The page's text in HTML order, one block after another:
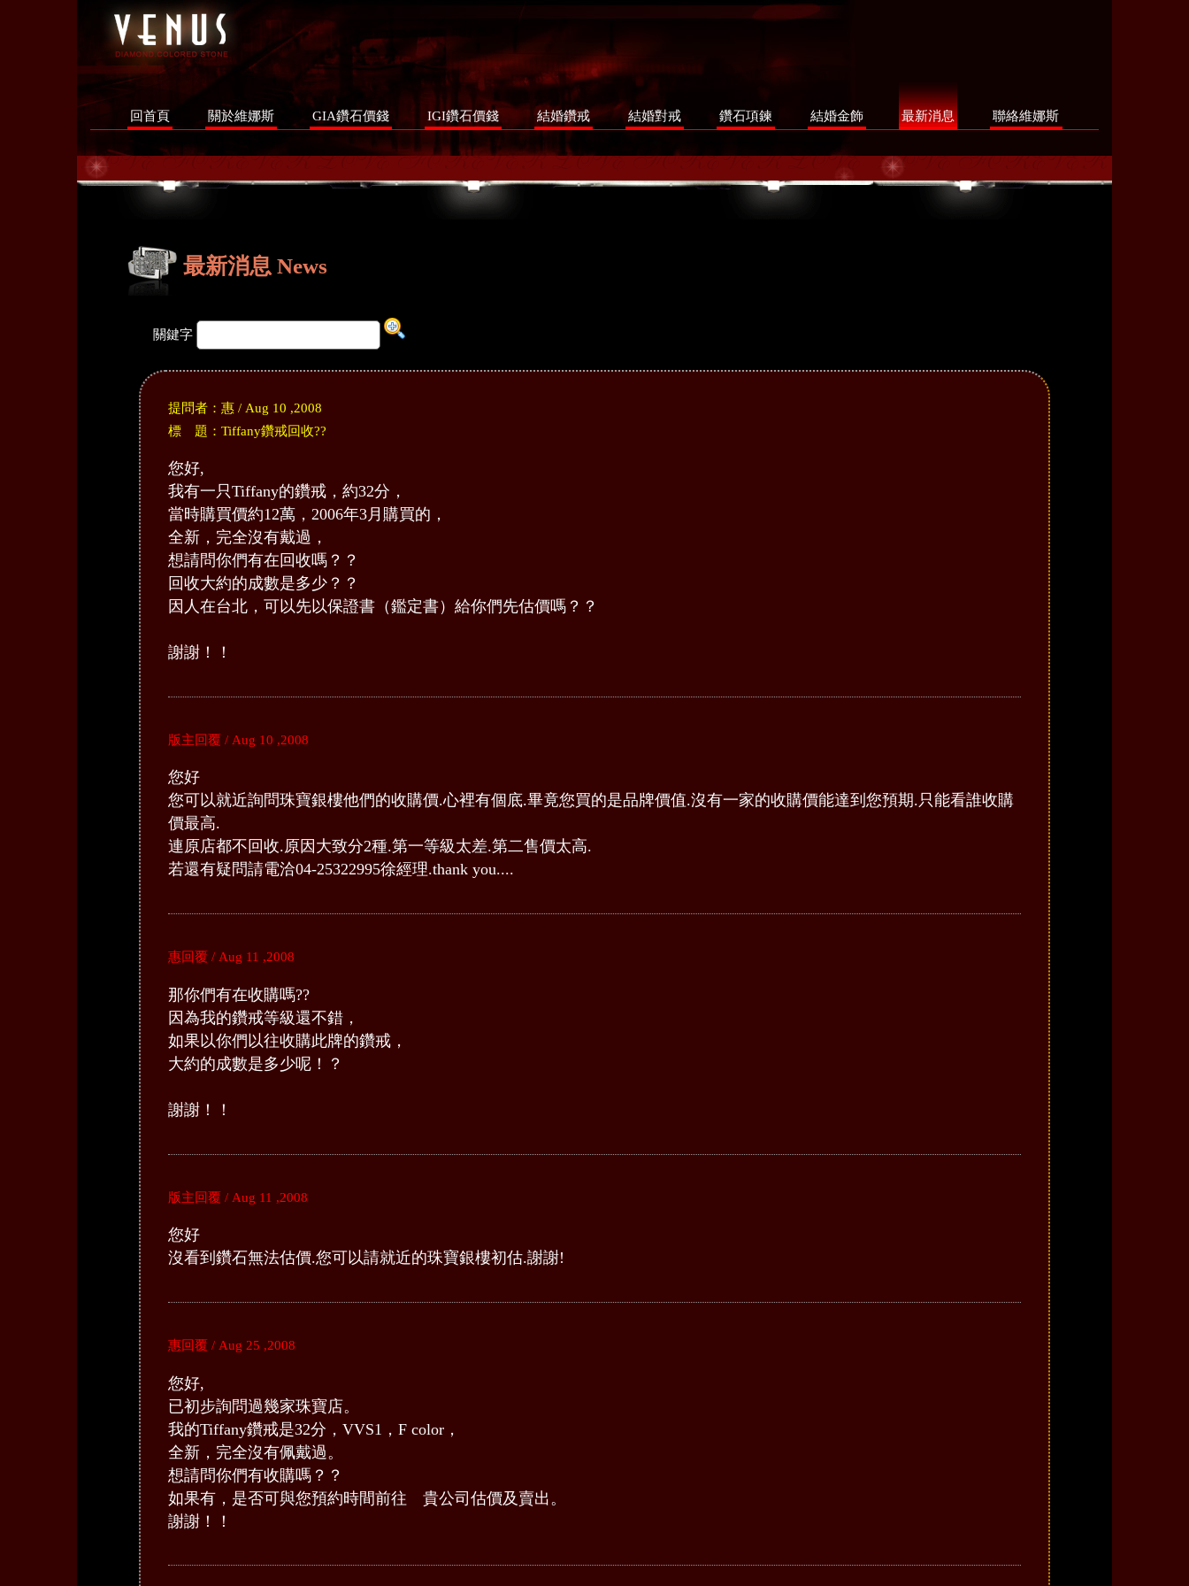
回首頁 關於維娜斯 GIA鑽石價錢 IGI鑽石價錢 結婚鑽戒 結婚對戒 鑽石項鍊 結婚金飾 最新消息 聯絡維娜斯
最新消息 News
關鍵字
提問者：惠 / Aug 10 ,2008
標 題：Tiffany鑽戒回收??
您好,
我有一只Tiffany的鑽戒，約32分，
當時購買價約12萬，2006年3月購買的，
全新，完全沒有戴過，
想請問你們有在回收嗎？？
回收大約的成數是多少？？
因人在台北，可以先以保證書（鑑定書）給你們先估價嗎？？
謝謝！！
版主回覆 / Aug 10 ,2008
您好
您可以就近詢問珠寶銀樓他們的收購價.心裡有個底.畢竟您買的是品牌價值.沒有一家的收購價能達到您預期.只能看誰收購
價最高.
連原店都不回收.原因大致分2種.第一等級太差.第二售價太高.
若還有疑問請電洽04-25322995徐經理.thank you....
惠回覆 / Aug 11 ,2008
那你們有在收購嗎??
因為我的鑽戒等級還不錯，
如果以你們以往收購此牌的鑽戒，
大約的成數是多少呢！？
謝謝！！
版主回覆 / Aug 11 ,2008
您好
沒看到鑽石無法估價.您可以請就近的珠寶銀樓初估.謝謝!
惠回覆 / Aug 25 ,2008
您好,
已初步詢問過幾家珠寶店。
我的Tiffany鑽戒是32分，VVS1，F color，
全新，完全沒有佩戴過。
想請問你們有收購嗎？？
如果有，是否可與您預約時間前往 貴公司估價及賣出。
謝謝！！